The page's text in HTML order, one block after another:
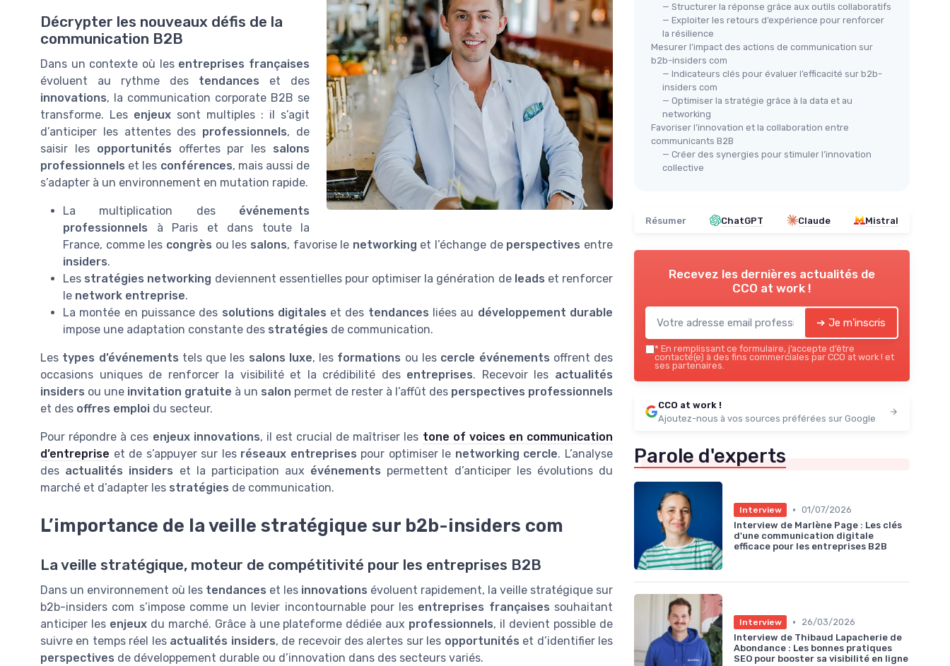
Décrypter les nouveaux défis de la
communication B2B
Dans un contexte où les entreprises françaises
évoluent au rythme des tendances et des
innovations, la communication corporate B2B se
transforme. Les enjeux sont multiples : il s’agit
d’anticiper les attentes des professionnels, de
saisir les opportunités offertes par les salons
professionnels et les conférences, mais aussi de
s’adapter à un environnement en mutation rapide.
La multiplication des événements
professionnels à Paris et dans toute la
France, comme les congrès ou les salons, favorise le networking et l’échange de perspectives entre
insiders.
Les stratégies networking deviennent essentielles pour optimiser la génération de leads et renforcer
le network entreprise.
La montée en puissance des solutions digitales et des tendances liées au développement durable
impose une adaptation constante des stratégies de communication.
Les types d’événements tels que les salons luxe, les formations ou les cercle événements offrent des
occasions uniques de renforcer la visibilité et la crédibilité des entreprises. Recevoir les actualités
insiders ou une invitation gratuite à un salon permet de rester à l’affût des perspectives professionnels
et des offres emploi du secteur.
Pour répondre à ces enjeux innovations, il est crucial de maîtriser les tone of voices en communication
d’entreprise et de s’appuyer sur les réseaux entreprises pour optimiser le networking cercle. L’analyse
des actualités insiders et la participation aux événements permettent d’anticiper les évolutions du
marché et d’adapter les stratégies de communication.
L’importance de la veille stratégique sur b2b-insiders com
La veille stratégique, moteur de compétitivité pour les entreprises B2B
Dans un environnement où les tendances et les innovations évoluent rapidement, la veille stratégique sur
b2b-insiders com s’impose comme un levier incontournable pour les entreprises françaises souhaitant
anticiper les enjeuxdu marché. Grâce à une plateforme dédiée aux professionnels, il devient possible de
suivre en temps réel les actualités insiders, de recevoir des alertes sur les opportunités et d’identifier les
perspectives de développement durable ou d’innovation dans des secteurs variés.
— Structurer la réponse grâce aux outils collaboratifs
— Exploiter les retours d’expérience pour renforcer
la résilience
Mesurer l’impact des actions de communication sur
b2b-insiders com
— Indicateurs clés pour évaluer l’efficacité sur b2b-
insiders com
— Optimiser la stratégie grâce à la data et au
networking
Favoriser l’innovation et la collaboration entre
communicants B2B
— Créer des synergies pour stimuler l’innovation
collective
Résumer ChatGPT Claude Mistral
Recevez les dernières actualités de
CCO at work !
➔ Je m'inscris
* En remplissant ce formulaire, j’accepte d’être
contacté(e) à des fins commerciales par CCO at work ! et
ses partenaires.
CCO at work !
Ajoutez-nous à vos sources préférées sur Google
Parole d'experts
Interview • 01/07/2026
Interview de Marlène Page : Les clés
d'une communication digitale
efficace pour les entreprises B2B
Interview •
26/03/2026
Interview de Thibaud Lapacherie de
Abondance : Les bonnes pratiques
SEO pour booster sa visibilité en ligne